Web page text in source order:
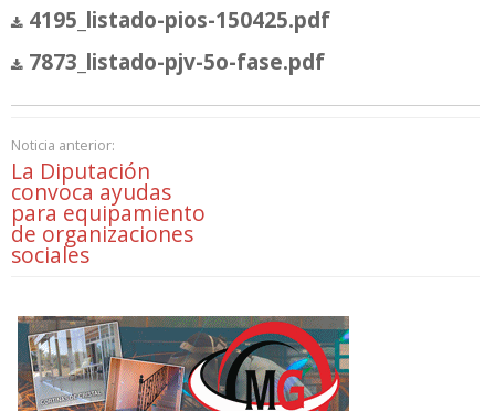
4195_listado-pios-150425.pdf
7873_listado-pjv-5o-fase.pdf
Noticia anterior:
La Diputación
convoca ayudas
para equipamiento
de organizaciones
sociales